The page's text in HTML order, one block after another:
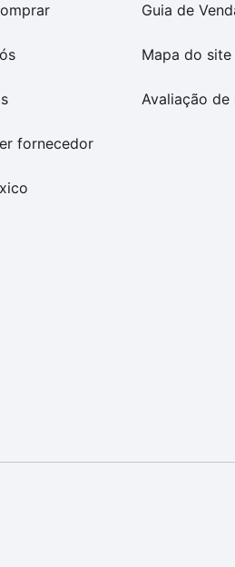
fornecedor
Guia de
Mapa do site
Avaliação de